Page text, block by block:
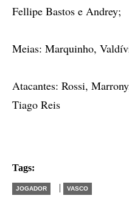
Fellipe Bastos e Andrey;
Meias: Marquinho,
Atacantes: Rossi,
Tiago Reis
Tags:
JOGADOR | VASCO